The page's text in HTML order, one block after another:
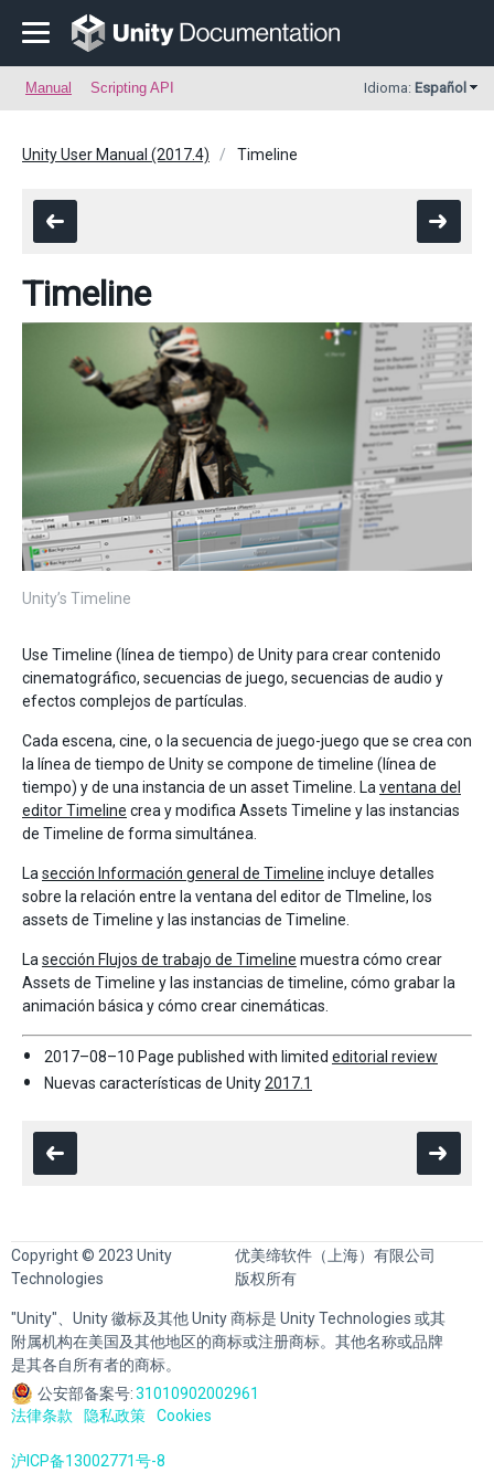
Manual Scripting API Idioma: Español
Unity User Manual (2017.4) Timeline
Timeline
Unity’s Timeline
Use Timeline (línea de tiempo) de Unity para crear contenido
cinematográfico, secuencias de juego, secuencias de audio y
efectos complejos de partículas.
Cada escena, cine, o la secuencia de juego-juego que se crea con
la línea de tiempo de Unity se compone de timeline (línea de
tiempo) y de una instancia de un asset Timeline. La ventana del
editor Timeline crea y modifica Assets Timeline y las instancias
de Timeline de forma simultánea.
La sección Información general de Timeline incluye detalles
sobre la relación entre la ventana del editor de TImeline, los
assets de Timeline y las instancias de Timeline.
La sección Flujos de trabajo de Timeline muestra cómo crear
Assets de Timeline y las instancias de timeline, cómo grabar la
animación básica y cómo crear cinemáticas.
2017–08–10 Page published with limited editorial review
Nuevas características de Unity2017.1
Copyright © 2023 Unity
Technologies
优美缔软件（上海）有限公司
版权所有
"Unity"、Unity 徽标及其他 Unity 商标是 Unity Technologies 或其
附属机构在美国及其他地区的商标或注册商标。其他名称或品牌
是其各自所有者的商标。
公安部备案号:31010902002961
法律条款
隐私政策 Cookies
沪ICP备13002771号-8